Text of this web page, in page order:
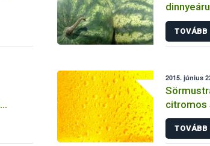
TOVÁBB
2015. június
citromos
TOVÁBB